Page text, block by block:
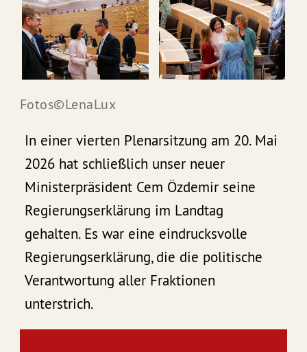
Fotos©LenaLux
In einer vierten Plenarsitzung am 20. Mai
2026 hat schließlich unser neuer
Ministerpräsident Cem Özdemir seine
Regierungserklärung im Landtag
gehalten. Es war eine eindrucksvolle
Regierungserklärung, die die politische
Verantwortung aller Fraktionen
unterstrich.